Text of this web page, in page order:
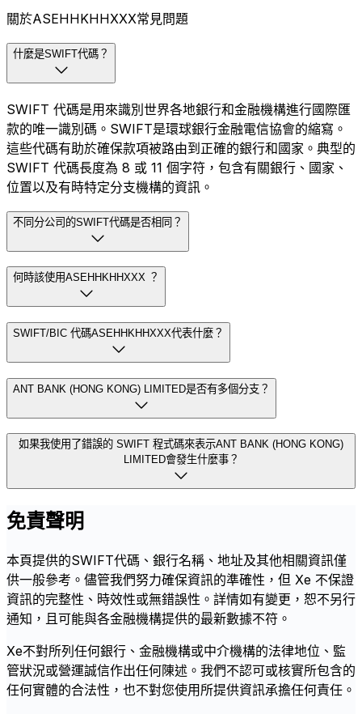
關於ASEHHKHHXXX常見問題
什麼是SWIFT代碼？
SWIFT 代碼是用來識別世界各地銀行和金融機構進行國際匯
款的唯一識別碼。SWIFT是環球銀行金融電信協會的縮寫。
這些代碼有助於確保款項被路由到正確的銀行和國家。典型的
SWIFT 代碼長度為 8 或 11 個字符，包含有關銀行、國家、
位置以及有時特定分支機構的資訊。
不同分公司的SWIFT代碼是否相同？
何時該使用ASEHHKHHXXX ？
SWIFT/BIC 代碼ASEHHKHHXXX代表什麼？
ANT BANK (HONG KONG) LIMITED是否有多個分支？
如果我使用了錯誤的 SWIFT 程式碼來表示ANT BANK (HONG KONG)
LIMITED會發生什麼事？
免責聲明
本頁提供的SWIFT代碼、銀行名稱、地址及其他相關資訊僅
供一般參考。儘管我們努力確保資訊的準確性，但 Xe 不保證
資訊的完整性、時效性或無錯誤性。詳情如有變更，恕不另行
通知，且可能與各金融機構提供的最新數據不符。
Xe不對所列任何銀行、金融機構或中介機構的法律地位、監
管狀況或營運誠信作出任何陳述。我們不認可或核實所包含的
任何實體的合法性，也不對您使用所提供資訊承擔任何責任。